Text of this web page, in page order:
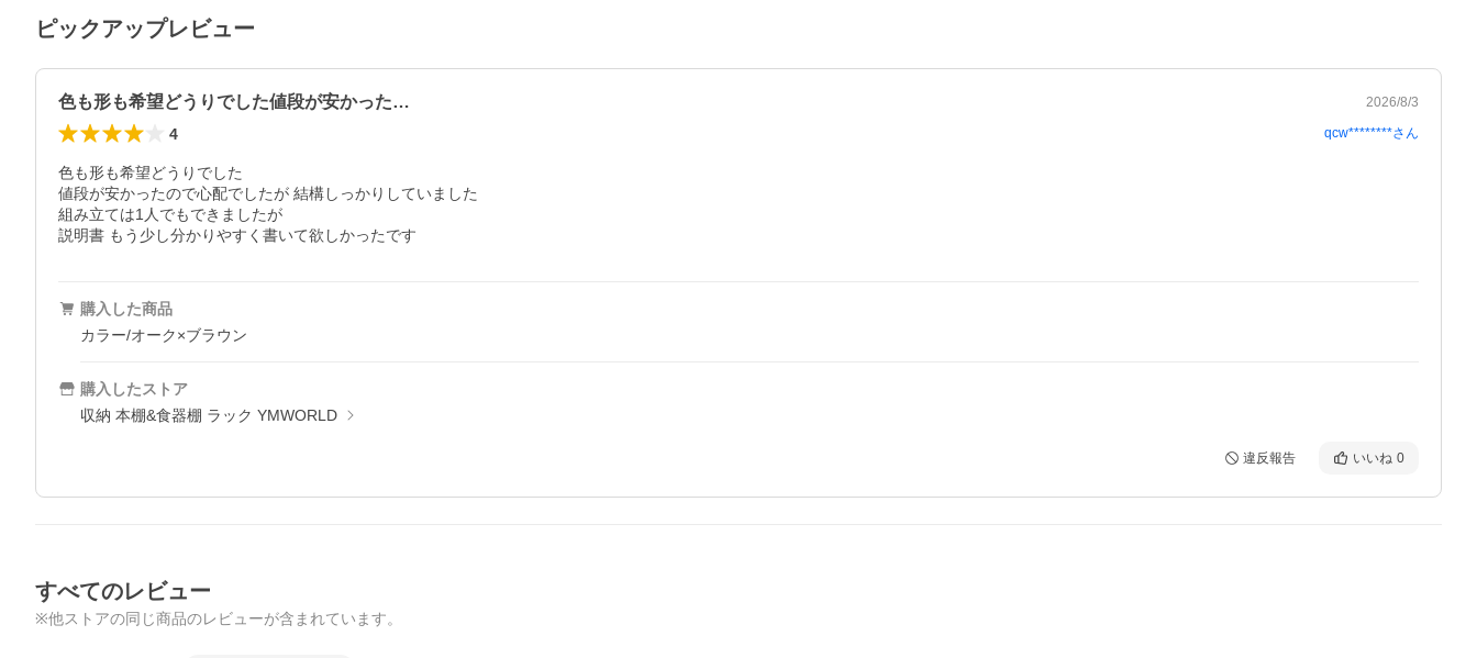
ピックアップレビュー
色も形も希望どうりでした値段が安かった… 2026/8/3
4 qcw********さん
色も形も希望どうりでした
値段が安かったので心配でしたが 結構しっかりしていました
組み立ては1人でもできましたが
説明書 もう少し分かりやすく書いて欲しかったです
購入した商品
カラー/オーク×ブラウン
購入したストア
収納 本棚&食器棚 ラック YMWORLD
違反報告 いいね 0
すべてのレビュー
※他ストアの同じ商品のレビューが含まれています。